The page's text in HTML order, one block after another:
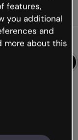
features,
you additional
and
more about this